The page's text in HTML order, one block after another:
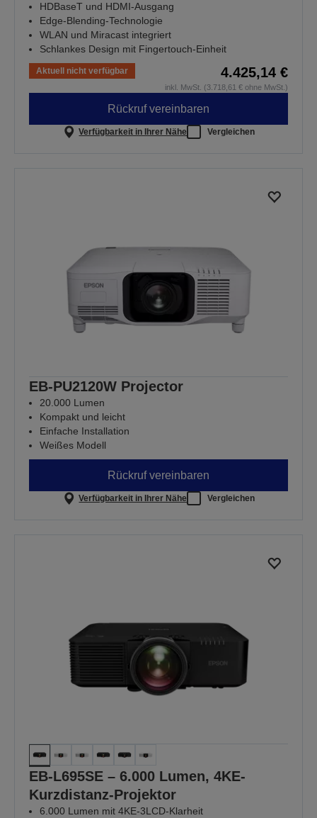
HDBaseT und HDMI-Ausgang
Edge-Blending-Technologie
WLAN und Miracast integriert
Schlankes Design mit Fingertouch-Einheit
Aktuell nicht verfügbar 4.425,14 €
inkl. MwSt. (3.718,61 € ohne MwSt.)
Rückruf vereinbaren
Verfügbarkeit in Ihrer Nähe Vergleichen
EB-PU2120W Projector
20.000 Lumen
Kompakt und leicht
Einfache Installation
Weißes Modell
Rückruf vereinbaren
Verfügbarkeit in Ihrer Nähe Vergleichen
EB-L695SE – 6.000 Lumen, 4KE-
Kurzdistanz-Projektor
6.000 Lumen mit 4KE-3LCD-Klarheit